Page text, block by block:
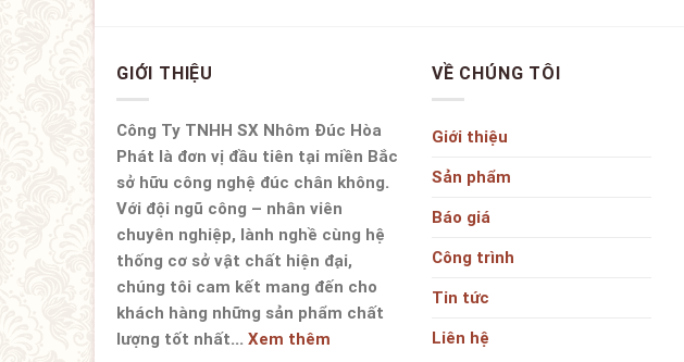
GIỚI THIỆU
Công Ty TNHH SX Nhôm Đúc Hòa
Phát là đơn vị đầu tiên tại miền Bắc
sở hữu công nghệ đúc chân không.
Với đội ngũ công – nhân viên
chuyên nghiệp, lành nghề cùng hệ
thống cơ sở vật chất hiện đại,
chúng tôi cam kết mang đến cho
khách hàng những sản phẩm chất
lượng tốt nhất... Xem thêm
VỀ CHÚNG TÔI
Giới thiệu
Sản phẩm
Báo giá
Công trình
Tin tức
Liên hệ